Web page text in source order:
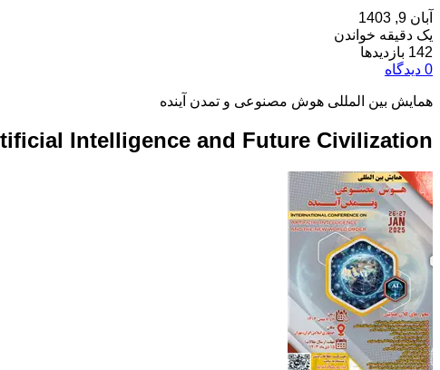
آبان 9, 1403
یک دقیقه خواندن
142 بازدیدها
0 دیدگاه
همایش بین المللی هوش مصنوعی و تمدن آینده
Intelligence and Future Civilization